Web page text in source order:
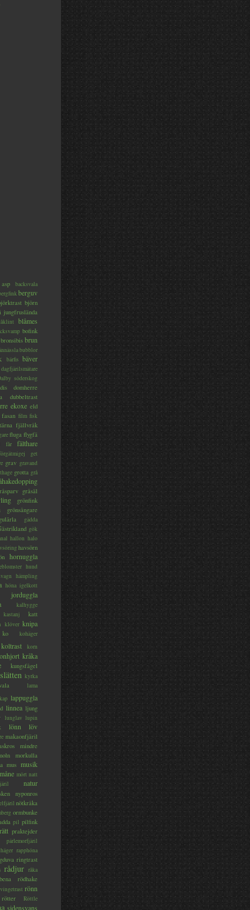
asp backsvala
berguv
björn
jungfruslända
blåmes
bofink
bronsibis brun
bubblor
bärfis bäver
dagfjärilsmätare
söderskog
dis domherre
dubbeltrast
ekoxe eld
fasan film fisk
fjällvråk
fluga flygfä
får fälthare
get
grav gravand
grotta grå
gråsäl
grönfink
grönsångare
gulärla gädda
gök
hallon halo
havsörn
hornuggla
hund
hämpling
höna igelkott
jorduggla
kalhygge
kastanj katt
klöver knipa
ko kohäger
koltrast korn
kråka
kungsfågel
kyrka
lama
lappuggla
linnea ljung
lunglav lupin
lönn löv
makaonfjäril
mindre
morkulla
mus musik
måne mört natt
natur
nyponros
nötkråka
ormbunke
pil pilfink
praktejder
pärlemorfjäril
rapphöna
ringtrast
rådjur råka
rödhake
rönn
rötter
Röttle
sidensvans